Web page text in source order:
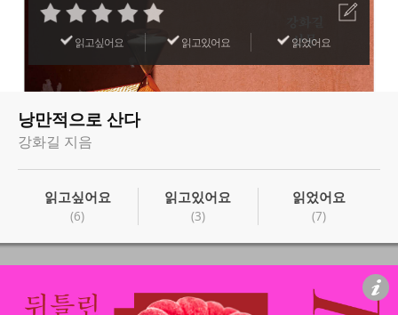
읽고싶어요 읽고있어요 읽었어요
낭만적으로 산다
강화길 지음
읽고싶어요
(6)
읽고있어요
(3)
읽었어요
(7)